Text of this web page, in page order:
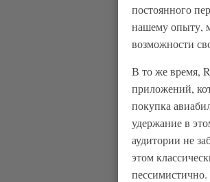
постоянного
нашему опыту,
возможности
В то же время,
приложений,
покупка
удержание в
аудитории не
этом